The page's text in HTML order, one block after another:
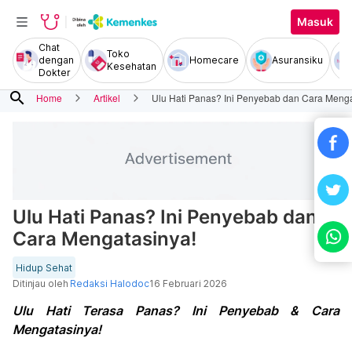
Masuk
Chat
dengan
Dokter
Toko
Kesehatan
Homecare Asuransiku
search Home Artikel Ulu Hati Panas? Ini Penyebab dan Cara
Ulu Hati Panas? Ini Penyebab dan
Cara Mengatasinya!
Hidup Sehat
Ditinjau oleh Redaksi Halodoc16 Februari 2026
Ulu Hati Terasa Panas? Ini Penyebab & Cara
Mengatasinya!